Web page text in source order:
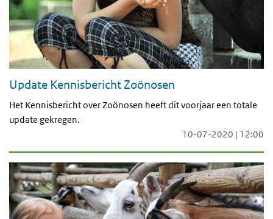
Update Kennisbericht Zoönosen
Het Kennisbericht over Zoönosen heeft dit voorjaar een totale
update gekregen.
10-07-2020 | 12:00